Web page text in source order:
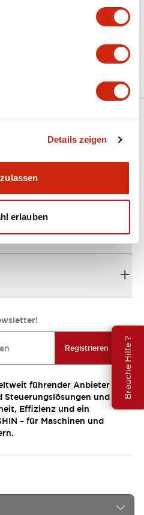
Details zeigen
erlauben
Brauche Hilfe ?
Registrieren
führender Anbieter
und
Effizienz und ein
– für Maschinen und